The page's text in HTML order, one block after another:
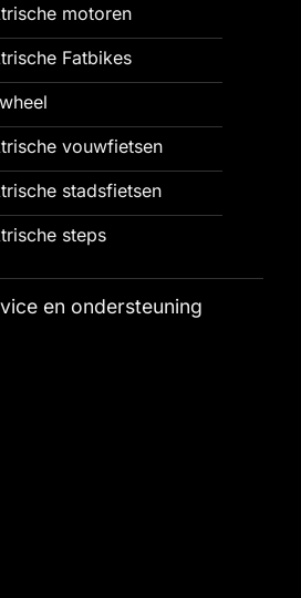
motoren
Fatbikes
vouwfietsen
stadsfietsen
steps
en ondersteuning